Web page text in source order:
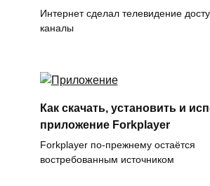
Интернет сделал телевидение
каналы
Как скачать, установить и
приложение Forkplayer
Forkplayer по-прежнему остаётся
востребованным источником